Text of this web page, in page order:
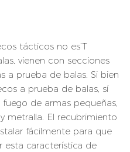
tácticos no es’T
vienen con secciones
a prueba de balas. Si bien
a prueba de balas, sí
de armas pequeñas,
metralla. El recubrimiento
fácilmente para que
esta característica de